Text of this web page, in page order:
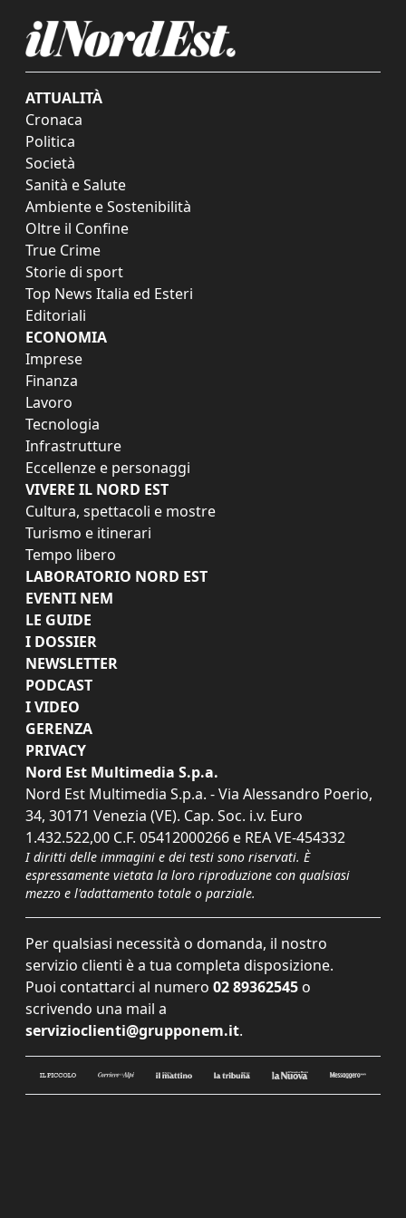
ATTUALITÀ
Cronaca
Politica
Società
Sanità e Salute
Ambiente e Sostenibilità
Oltre il Confine
True Crime
Storie di sport
Top News Italia ed Esteri
Editoriali
ECONOMIA
Imprese
Finanza
Lavoro
Tecnologia
Infrastrutture
Eccellenze e personaggi
VIVERE IL NORD EST
Cultura, spettacoli e mostre
Turismo e itinerari
Tempo libero
LABORATORIO NORD EST
EVENTI NEM
LE GUIDE
I DOSSIER
NEWSLETTER
PODCAST
I VIDEO
GERENZA
PRIVACY
Nord Est Multimedia S.p.a.
Nord Est Multimedia S.p.a. - Via Alessandro Poerio,
34, 30171 Venezia (VE). Cap. Soc. i.v. Euro
1.432.522,00 C.F. 05412000266 e REA VE-454332
I diritti delle immagini e dei testi sono riservati. È
espressamente vietata la loro riproduzione con qualsiasi
mezzo e l'adattamento totale o parziale.
Per qualsiasi necessità o domanda, il nostro
servizio clienti è a tua completa disposizione.
Puoi contattarci al numero 02 89362545 o
scrivendo una mail a
servizioclienti@grupponem.it.